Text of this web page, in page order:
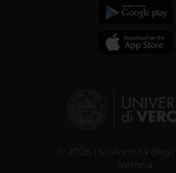
© 2026 | Università
Verona